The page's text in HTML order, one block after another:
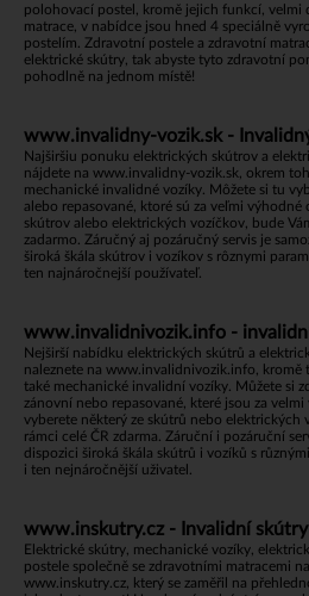
polohovací postel, kromě jejich funkcí, velmi
matrace, v nabídce jsou hned 4 speciálně
postelím. Zdravotní postele a zdravotní
elektrické skútry, tak abyste tyto zdravotní
pohodlně na jednom místě!
www.invalidny-vozik.sk -
Najširšiu ponuku elektrických skútrov a
nájdete na www.invalidny-vozik.sk , okrem
mechanické invalidné vozíky. Môžete si tu
alebo repasované, ktoré sú za veľmi výhodné
skútrov alebo elektrických vozíčkov, bude
zadarmo. Záručný aj pozáručný servis je
široká škála skútrov i vozíkov s rôznymi
ten najnáročnejší používateľ.
www.invalidnivozik.info -
Nejširší nabídku elektrických skútrů a
naleznete na www.invalidnivozik.info ,
také mechanické invalidní vozíky. Můžete si
zánovní nebo repasované, které jsou za
vyberete některý ze skútrů nebo elektrických
rámci celé ČR zdarma. Záruční i pozáruční
dispozici široká škála skútrů i vozíků s
i ten nejnáročnější uživatel.
www.inskutry.cz - Invalidní skútry
Elektrické skútry, mechanické vozíky,
postele společně se zdravotními matracemi
www.inskutry.cz , který se zaměřil na